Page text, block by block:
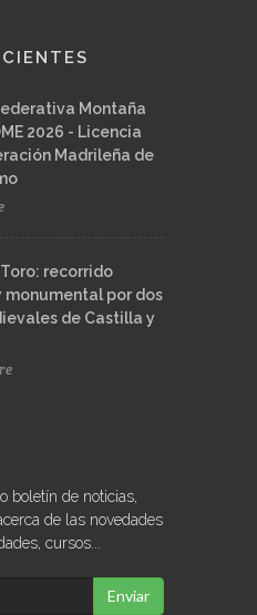
Montaña
2026 - Licencia
Madrileña de
recorrido
monumental por dos
de Castilla y
boletín de noticias,
de las novedades
cursos...
Enviar